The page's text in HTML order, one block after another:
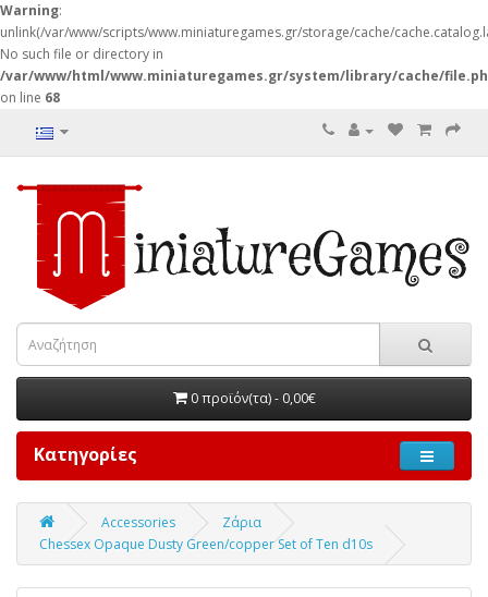
Warning:
unlink(/var/www/scripts/www.miniaturegames.gr/storage/cache/
No such file or directory in
/var/www/html/www.miniaturegames.gr/system/library/cache/
on line 68
0 προϊόν(τα) - 0,00€
Κατηγορίες
Accessories
Ζάρια
Chessex Opaque Dusty Green/copper Set of Ten d10s